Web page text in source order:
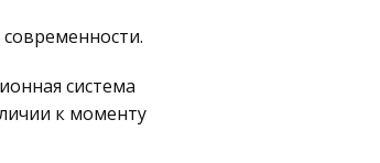
система
к моменту